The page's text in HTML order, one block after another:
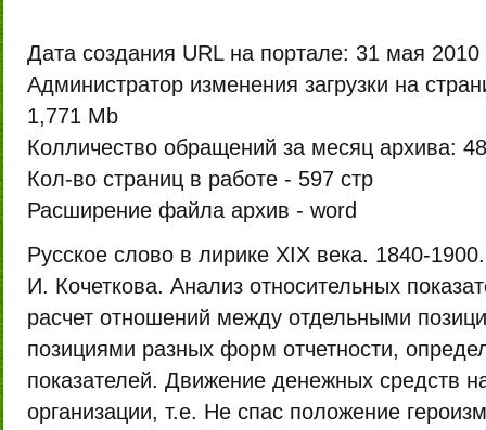
Дата создания URL на портале: 31 мая 2010
Администратор изменения загрузки на
1,771 Mb
Колличество обращений за месяц архива:
Кол-во страниц в работе - 597 стр
Расширение файла архив - word
Русское слово в лирике XIX века. 1840-
И. Кочеткова. Анализ относительных
расчет отношений между отдельными
позициями разных форм отчетности,
показателей. Движение де­нежных средств
организации, т.е. Не спас положение